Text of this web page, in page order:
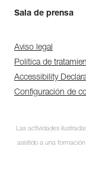
Sala de prensa
Aviso legal
Política de
Accessibility
Configuración de
Las actividades
asistido a una